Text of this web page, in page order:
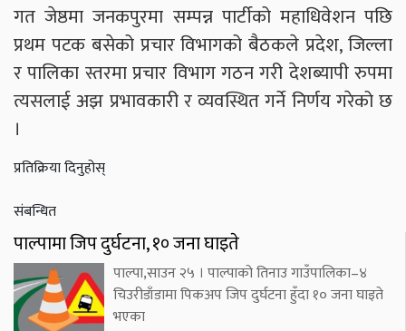
गत जेष्ठमा जनकपुरमा सम्पन्न पार्टीको महाधिवेशन पछि
प्रथम पटक बसेको प्रचार विभागको बैठकले प्रदेश, जिल्ला
र पालिका स्तरमा प्रचार विभाग गठन गरी देशब्यापी रुपमा
त्यसलाई अझ प्रभावकारी र व्यवस्थित गर्ने निर्णय गरेको छ
।
प्रतिक्रिया दिनुहोस्
संबन्धित
पाल्पामा जिप दुर्घटना, १० जना घाइते
पाल्पा,साउन २५ । पाल्पाको तिनाउ गाउँपालिका–४
चिउरीडाँडामा पिकअप जिप दुर्घटना हुँदा १० जना घाइते
भएका